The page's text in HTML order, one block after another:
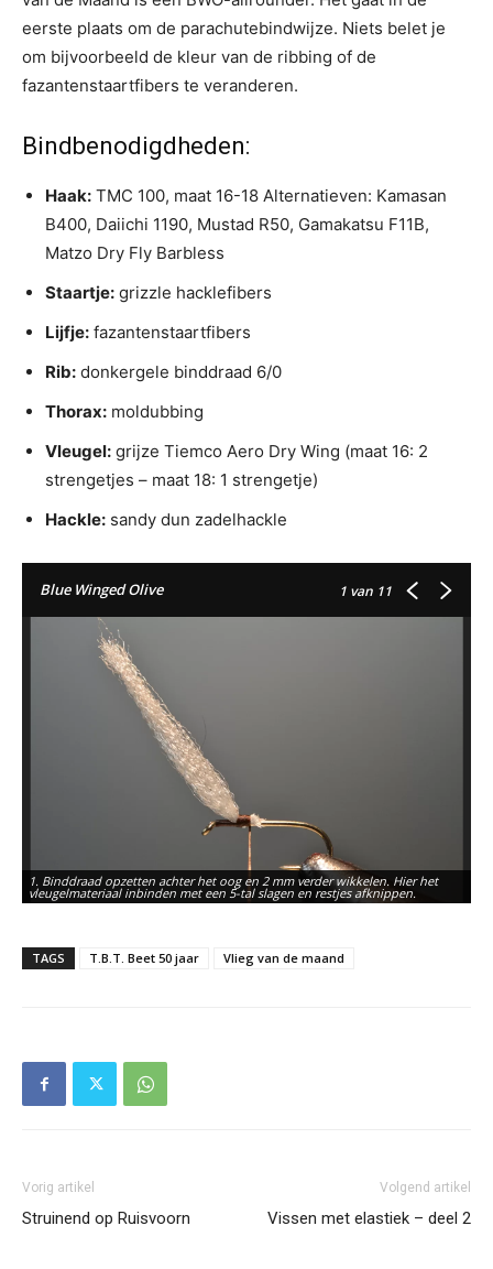
eerste plaats om de parachutebindwijze. Niets belet je
om bijvoorbeeld de kleur van de ribbing of de
fazantenstaartfibers te veranderen.
Bindbenodigdheden:
Haak: TMC 100, maat 16-18 Alternatieven: Kamasan
B400, Daiichi 1190, Mustad R50, Gamakatsu F11B,
Matzo Dry Fly Barbless
Staartje: grizzle hacklefibers
Lijfje: fazantenstaartfibers
Rib: donkergele binddraad 6/0
Thorax: moldubbing
Vleugel: grijze Tiemco Aero Dry Wing (maat 16: 2
strengetjes – maat 18: 1 strengetje)
Hackle: sandy dun zadelhackle
Blue Winged Olive 1 van 11
1. Binddraad opzetten achter het oog en 2 mm verder wikkelen. Hier het
vleugelmateriaal inbinden met een 5-tal slagen en restjes afknippen.
TAGS T.B.T. Beet 50 jaar Vlieg van de maand
Vorig artikel
Struinend op Ruisvoorn
Volgend artikel
Vissen met elastiek – deel 2